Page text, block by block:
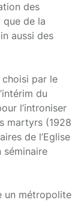
des
que de la
aussi des
par le
du
l’introniser
martyrs (1928
de l’Eglise
séminaire
un métropolite